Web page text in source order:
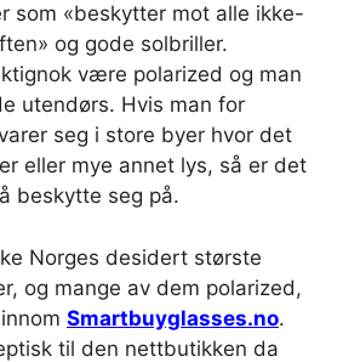
som «beskytter mot alle ikke-
og gode solbriller.
være polarized og man
utendørs. Hvis man for
seg i store byer hvor det
eller mye annet lys, så er det
beskytte seg på.
Norges desidert største
og mange av dem polarized,
Smartbuyglasses.no.
til den nettbutikken da